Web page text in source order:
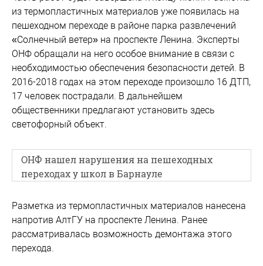
из термопластичных материалов уже появилась на
пешеходном переходе в районе парка развлечений
«Солнечный ветер» на проспекте Ленина. Эксперты
ОНФ обращали на него особое внимание в связи с
необходимостью обеспечения безопасности детей. В
2016-2018 годах на этом переходе произошло 16 ДТП,
17 человек пострадали. В дальнейшем
общественники предлагают установить здесь
светофорный объект.
ОНФ нашел нарушения на пешеходных
переходах у школ в Барнауле
Разметка из термопластичных материалов нанесена
напротив АлтГУ на проспекте Ленина. Ранее
рассматривалась возможность демонтажа этого
перехода.